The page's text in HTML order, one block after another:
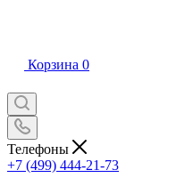
Корзина 0
Телефоны
+7 (499) 444-21-73